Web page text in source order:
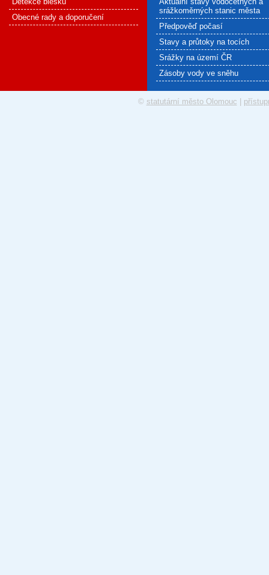
Obecné rady a doporučení
srážkoměrných stanic města
Předpověď počasí
Stavy a průtoky na tocích
Srážky na území ČR
Zásoby vody ve sněhu
© statutární město Olomouc